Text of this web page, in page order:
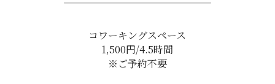
instagram
コワーキングスペース
1,500円/4.5時間
※ご予約不要